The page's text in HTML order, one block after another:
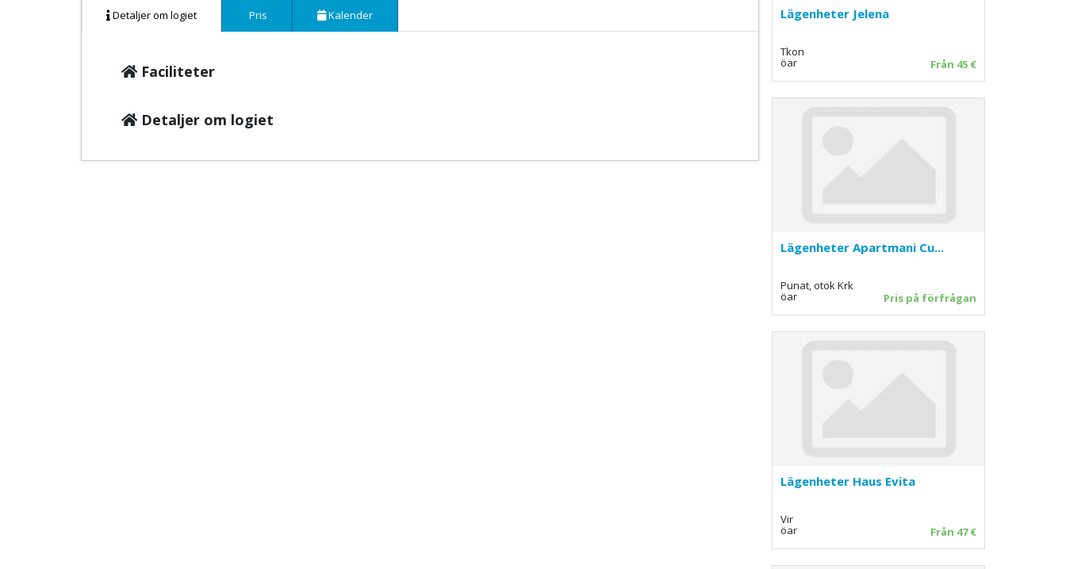
Detaljer om logiet
Pris Kalender
Faciliteter
Detaljer om logiet
Lägenheter Jelena
Tkon
öar Från 45 €
Lägenheter Apartmani Cu...
Punat, otok Krk
öar Pris på förfrågan
Lägenheter Haus Evita
Vir
öar Från 47 €